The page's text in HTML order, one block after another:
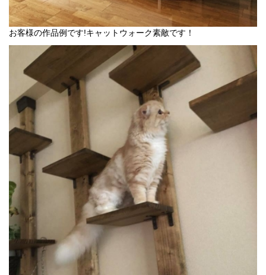
お客様の作品例です!キャットウォーク素敵です！